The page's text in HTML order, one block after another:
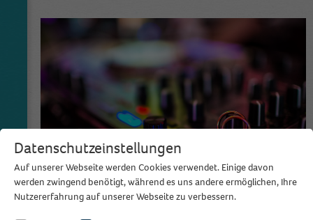
Datenschutzeinstellungen
Auf unserer Webseite werden Cookies verwendet. Einige davon
werden zwingend benötigt, während es uns andere ermöglichen, Ihre
Nutzererfahrung auf unserer Webseite zu verbessern.